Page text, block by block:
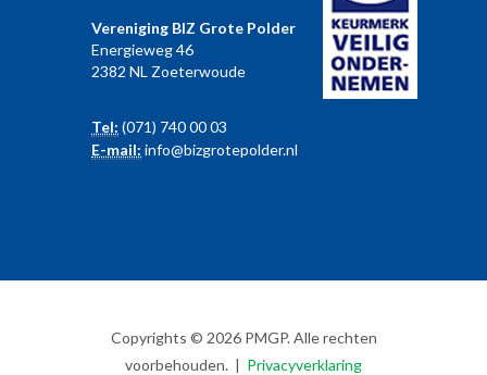
Vereniging BIZ Grote Polder
Energieweg 46
2382 NL Zoeterwoude
Tel: (071) 740 00 03
E-mail: info@bizgrotepolder.nl
Copyrights © 2026 PMGP. Alle rechten
voorbehouden. | Privacyverklaring